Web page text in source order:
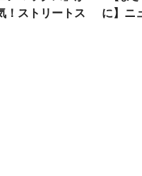
！ストリートス
に】ニ